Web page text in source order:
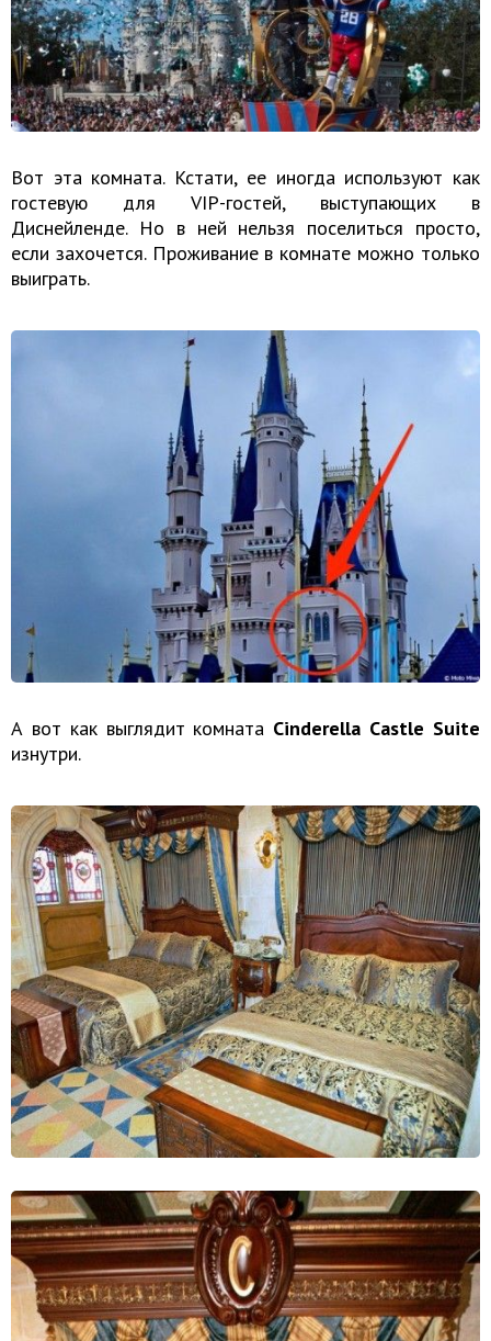
Вот эта комната. Кстати, ее иногда используют как
гостевую для VIP-гостей, выступающих в
Диснейленде. Но в ней нельзя поселиться просто,
если захочется. Проживание в комнате можно только
выиграть.
А вот как выглядит комната Cinderella Castle Suite
изнутри.